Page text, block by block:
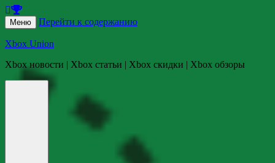
Меню Перейти к содержанию
Xbox Union
Xbox новости | Xbox статьи | Xbox скидки | Xbox обзоры